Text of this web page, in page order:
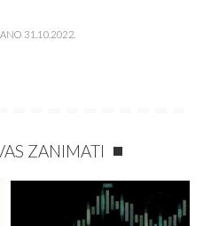
31.10.2022.
ZANIMATI